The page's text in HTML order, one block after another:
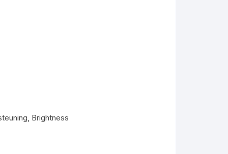
Brightness